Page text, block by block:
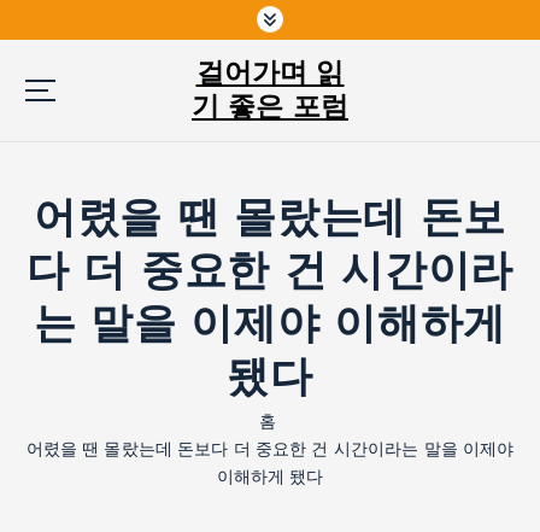
텐
걸어가며 읽
기 좋은 포럼
어렸을 땐 몰랐는데 돈보
다 더 중요한 건 시간이라
는 말을 이제야 이해하게
됐다
홈
어렸을 땐 몰랐는데 돈보다 더 중요한 건 시간이라는 말을 이제야
이해하게 됐다